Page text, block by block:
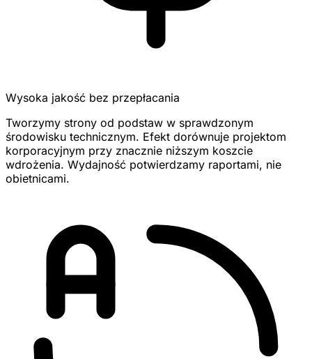
Wysoka jakość bez przepłacania
Tworzymy strony od podstaw w sprawdzonym
środowisku technicznym. Efekt dorównuje projektom
korporacyjnym przy znacznie niższym koszcie
wdrożenia. Wydajność potwierdzamy raportami, nie
obietnicami.